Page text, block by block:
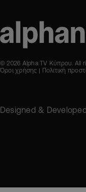
© 2026 Alpha TV Κύπρου. All
Όροι χρήσης
Πολιτική
Designed &